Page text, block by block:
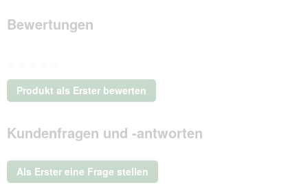
Bewertungen
Kein
Beurteilungswert
Produkt als Erster bewerten
.
dieser
Aktion
ein
modales
Kundenfragen und -antworten
Als Erster eine Frage stellen